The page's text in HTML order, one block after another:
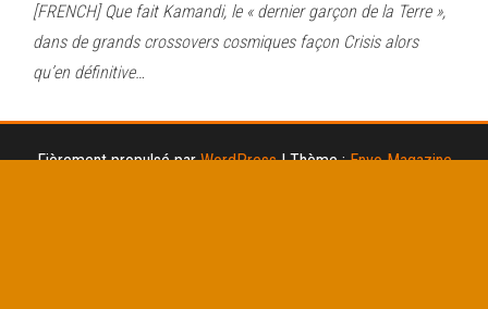
[FRENCH] Que fait Kamandi, le « dernier garçon de la Terre »,
dans de grands crossovers cosmiques façon Crisis alors
qu’en définitive…
Fièrement propulsé parWordPress |Thème :Envo Magazine